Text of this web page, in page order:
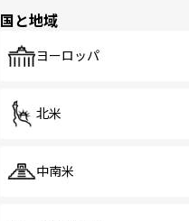
国と地域
ヨーロッパ
北米
中南米